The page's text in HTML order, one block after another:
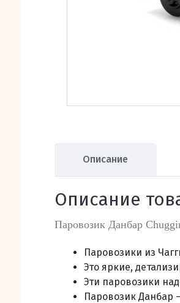
Описание
Описание
Паровозик Данбар
Паровозики из
Это яркие,
Эти паровозики
Паровозик Данбар